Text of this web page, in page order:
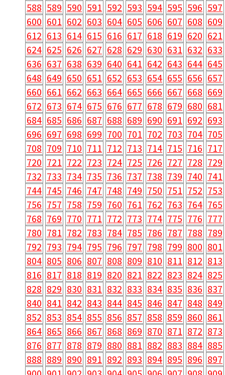
588 589 590 591 592 593 594 595 596 597
600 601 602 603 604 605 606 607 608 609
612 613 614 615 616 617 618 619 620 621
624 625 626 627 628 629 630 631 632 633
636 637 638 639 640 641 642 643 644 645
648 649 650 651 652 653 654 655 656 657
660 661 662 663 664 665 666 667 668 669
672 673 674 675 676 677 678 679 680 681
684 685 686 687 688 689 690 691 692 693
696 697 698 699 700 701 702 703 704 705
708 709 710 711 712 713 714 715 716 717
720 721 722 723 724 725 726 727 728 729
732 733 734 735 736 737 738 739 740 741
744 745 746 747 748 749 750 751 752 753
756 757 758 759 760 761 762 763 764 765
768 769 770 771 772 773 774 775 776 777
780 781 782 783 784 785 786 787 788 789
792 793 794 795 796 797 798 799 800 801
804 805 806 807 808 809 810 811 812 813
816 817 818 819 820 821 822 823 824 825
828 829 830 831 832 833 834 835 836 837
840 841 842 843 844 845 846 847 848 849
852 853 854 855 856 857 858 859 860 861
864 865 866 867 868 869 870 871 872 873
876 877 878 879 880 881 882 883 884 885
888 889 890 891 892 893 894 895 896 897